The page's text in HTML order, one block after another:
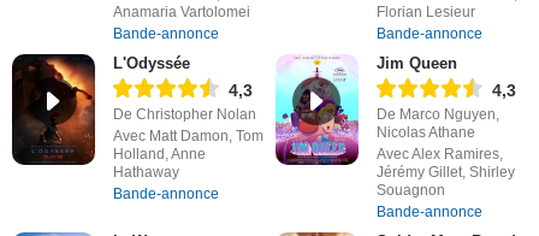
Anamaria Vartolomei
Bande-annonce
Florian Lesieur
Bande-annonce
L'Odyssée
4,3
De Christopher Nolan
Avec Matt Damon, Tom
Holland, Anne
Hathaway
Bande-annonce
Jim Queen
4,3
De Marco Nguyen,
Nicolas Athane
Avec Alex Ramires,
Jérémy Gillet, Shirley
Souagnon
Bande-annonce